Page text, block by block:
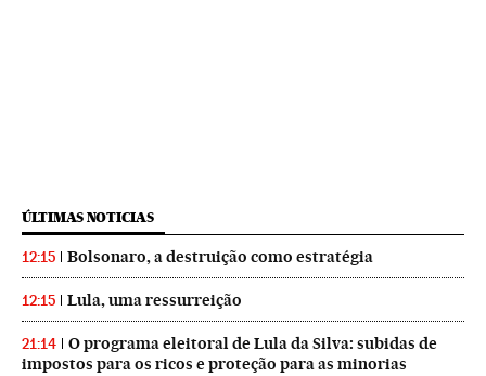
ÚLTIMAS NOTICIAS
12:15 Bolsonaro, a destruição como estratégia
12:15 Lula, uma ressurreição
21:14
O programa eleitoral de Lula da Silva: subidas de
impostos para os ricos e proteção para as minorias